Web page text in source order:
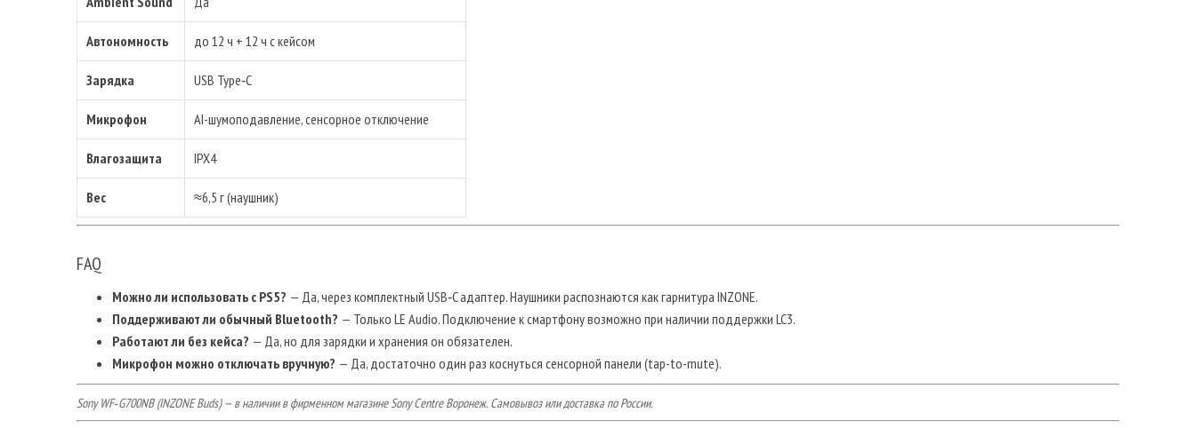
Автономность до 12 ч + 12 ч с кейсом
Зарядка USB Type‑C
Микрофон AI-шумоподавление, сенсорное отключение
Влагозащита IPX4
Вес ≈6,5 г (наушник)
FAQ
Можно ли использовать с PS5? — Да, через комплектный USB‑C адаптер. Наушники распознаются как гарнитура INZONE.
Поддерживают ли обычный Bluetooth? — Только LE Audio. Подключение к смартфону возможно при наличии поддержки LC3.
Работают ли без кейса? — Да, но для зарядки и хранения он обязателен.
Микрофон можно отключать вручную? — Да, достаточно один раз коснуться сенсорной панели (tap-to-mute).
Sony WF‑G700NB (INZONE Buds) — в наличии в фирменном магазине Sony Centre Воронеж. Самовывоз или доставка по России.